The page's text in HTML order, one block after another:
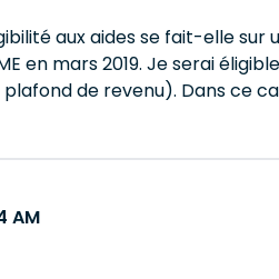
aux aides se fait-elle sur
en mars 2019. Je serai
plafond de revenu). Dans ce
AM